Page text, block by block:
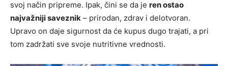
svoj način pripreme. Ipak, čini se da je ren ostao
najvažniji saveznik – prirodan, zdrav i delotvoran.
Upravo on daje sigurnost da će kupus dugo trajati, a pri
tom zadržati sve svoje nutritivne vrednosti.